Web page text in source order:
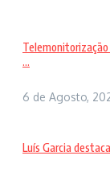
Telemonitorização
...
6 de Agosto,
Luís Garcia